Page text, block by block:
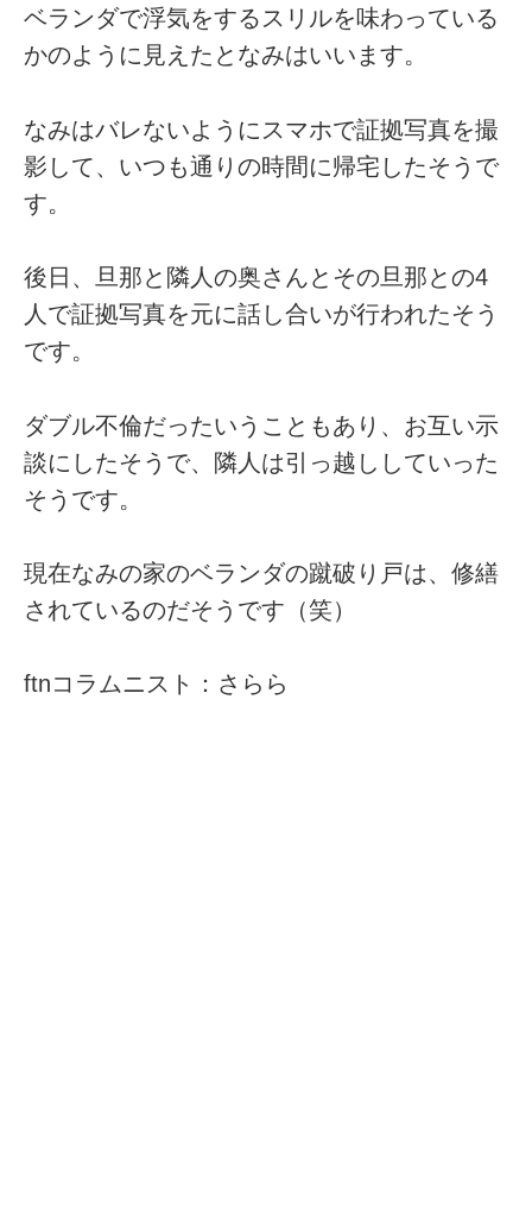
ベランダで浮気をするスリルを味わっている
かのように見えたとなみはいいます。
なみはバレないようにスマホで証拠写真を撮
影して、いつも通りの時間に帰宅したそうで
す。
後日、旦那と隣人の奥さんとその旦那との4
人で証拠写真を元に話し合いが行われたそう
です。
ダブル不倫だったいうこともあり、お互い示
談にしたそうで、隣人は引っ越ししていった
そうです。
現在なみの家のベランダの蹴破り戸は、修繕
されているのだそうです（笑）
ftnコラムニスト：さらら